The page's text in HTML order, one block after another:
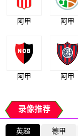
阿甲 阿甲
阿甲 阿甲
录像推荐
英超 德甲